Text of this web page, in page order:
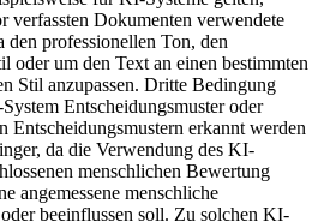
verfassten Dokumenten verwendete
den professionellen Ton, den
oder um den Text an einen bestimmten
Stil anzupassen. Dritte Bedingung
Entscheidungsmuster oder
Entscheidungsmustern erkannt werden
da die Verwendung des KI-
menschlichen Bewertung
angemessene menschliche
beeinflussen soll. Zu solchen KI-